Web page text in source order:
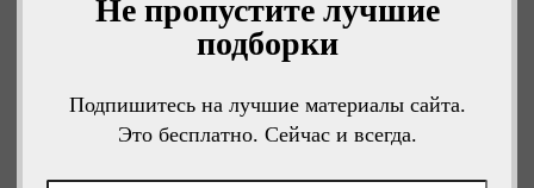
Не пропустите лучшие
подборки
Подпишитесь на лучшие материалы сайта.
Это бесплатно. Сейчас и всегда.